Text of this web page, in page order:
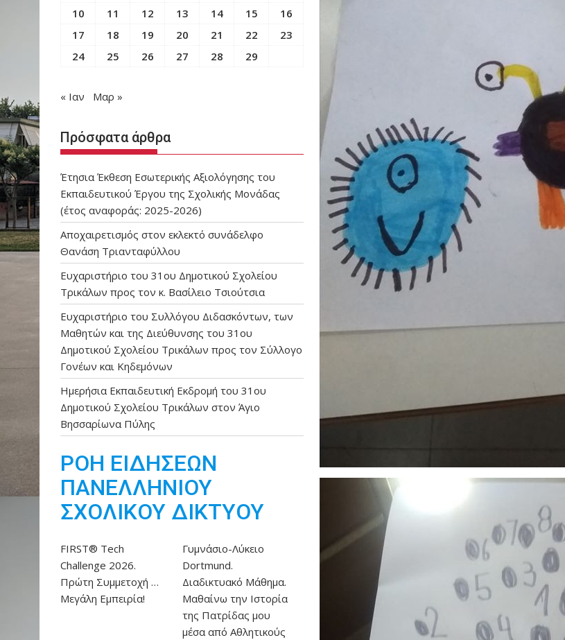
10
11 12 13 14 15
16
17
18 19 20 21 22
23
24
25 26 27 28 29
« Ιαν Μαρ »
Πρόσφατα άρθρα
Έτησια Έκθεση Εσωτερικής Αξιολόγησης του
Εκπαιδευτικού Έργου της Σχολικής Μονάδας
(έτος αναφοράς: 2025-2026)
Αποχαιρετισμός στον εκλεκτό συνάδελφο
Θανάση Τριανταφύλλου
Ευχαριστήριο του 31ου Δημοτικού Σχολείου
Τρικάλων προς τον κ. Βασίλειο Τσιούτσια
Ευχαριστήριο του Συλλόγου Διδασκόντων, των
Μαθητών και της Διεύθυνσης του 31ου
Δημοτικού Σχολείου Τρικάλων προς τον Σύλλογο
Γονέων και Κηδεμόνων
Ημερήσια Εκπαιδευτική Εκδρομή του 31ου
Δημοτικού Σχολείου Τρικάλων στον Άγιο
Βησσαρίωνα Πύλης
ΡΟΗ ΕΙΔΗΣΕΩΝ
ΠΑΝΕΛΛΗΝΙΟΥ
ΣΧΟΛΙΚΟΥ ΔΙΚΤΥΟΥ
FIRST® Tech
Challenge 2026.
Πρώτη Συμμετοχή …
Μεγάλη Εμπειρία!
Γυμνάσιο-Λύκειο
Dortmund.
Διαδικτυακό Μάθημα.
Μαθαίνω την Ιστορία
της Πατρίδας μου
μέσα από Αθλητικούς